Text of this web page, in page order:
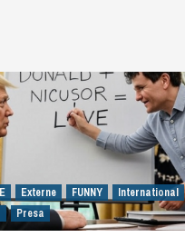
Externe FUNNY
International
Presa